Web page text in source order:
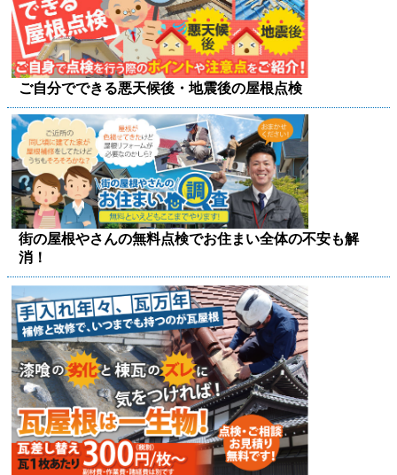
ご自分でできる悪天候後・地震後の屋根点検
街の屋根やさんの無料点検でお住まい全体の不安も解
消！